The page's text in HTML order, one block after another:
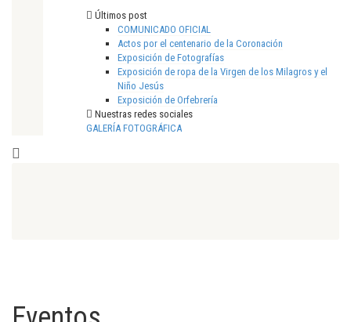
Últimos post
COMUNICADO OFICIAL
Actos por el centenario de la Coronación
Exposición de Fotografías
Exposición de ropa de la Virgen de los Milagros y el
Niño Jesús
Exposición de Orfebrería
Nuestras redes sociales
GALERÍA FOTOGRÁFICA